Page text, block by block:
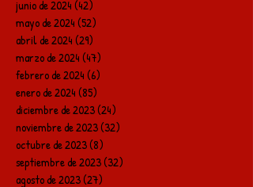
junio de 2024(42)
mayo de 2024(52)
abril de 2024(29)
marzo de 2024(47)
febrero de 2024(6)
enero de 2024(85)
diciembre de 2023(24)
noviembre de 2023(32)
octubre de 2023(8)
septiembre de 2023(32)
agosto de 2023(27)